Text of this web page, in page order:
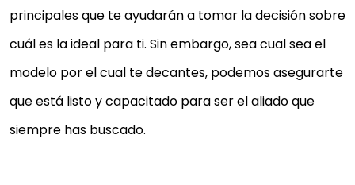
principales que te ayudarán a tomar la decisión sobre
cuál es la ideal para ti. Sin embargo, sea cual sea el
modelo por el cual te decantes, podemos asegurarte
que está listo y capacitado para ser el aliado que
siempre has buscado.